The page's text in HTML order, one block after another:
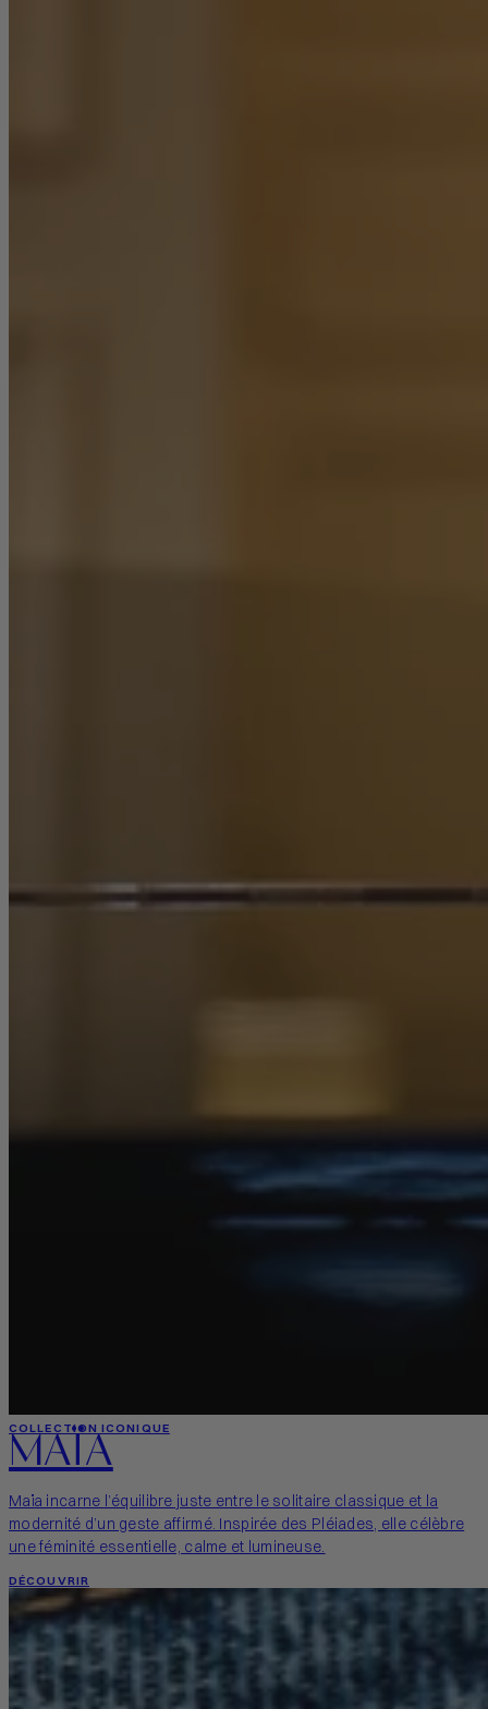
COLLECTION ICONIQUE
MAÏA
Maïa incarne l’équilibre juste entre le solitaire classique et la
modernité d’un geste affirmé. Inspirée des Pléiades, elle célèbre
une féminité essentielle, calme et lumineuse.
DÉCOUVRIR